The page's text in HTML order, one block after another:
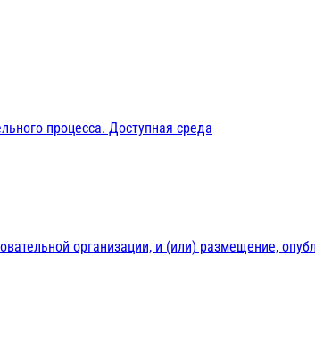
процесса. Доступная среда
организации, и (или) размещение,